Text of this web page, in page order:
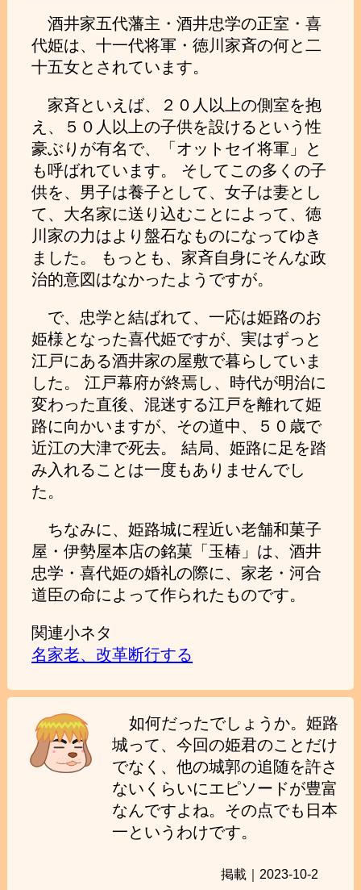
酒井家五代藩主・酒井忠学の正室・喜
代姫は、十一代将軍・徳川家斉の何と二
十五女とされています。
家斉といえば、２０人以上の側室を抱
え、５０人以上の子供を設けるという性
豪ぶりが有名で、「オットセイ将軍」と
も呼ばれています。 そしてこの多くの子
供を、男子は養子として、女子は妻とし
て、大名家に送り込むことによって、徳
川家の力はより盤石なものになってゆき
ました。 もっとも、家斉自身にそんな政
治的意図はなかったようですが。
で、忠学と結ばれて、一応は姫路のお
姫様となった喜代姫ですが、実はずっと
江戸にある酒井家の屋敷で暮らしていま
した。 江戸幕府が終焉し、時代が明治に
変わった直後、混迷する江戸を離れて姫
路に向かいますが、その道中、５０歳で
近江の大津で死去。 結局、姫路に足を踏
み入れることは一度もありませんでし
た。
ちなみに、姫路城に程近い老舗和菓子
屋・伊勢屋本店の銘菓「玉椿」は、酒井
忠学・喜代姫の婚礼の際に、家老・河合
道臣の命によって作られたものです。
関連小ネタ
名家老、改革断行する
如何だったでしょうか。姫路
城って、今回の姫君のことだけ
でなく、他の城郭の追随を許さ
ないくらいにエピソードが豊富
なんですよね。その点でも日本
一というわけです。
掲載｜2023-10-2